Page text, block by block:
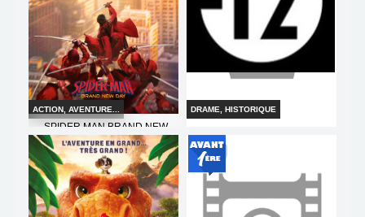
ACTION, AVENTURE...
SPIDER MAN BRAND NEW
DAY
Horaires et Infos
Bande-annonce
DRAME, HISTORIQUE
Bande-annonce